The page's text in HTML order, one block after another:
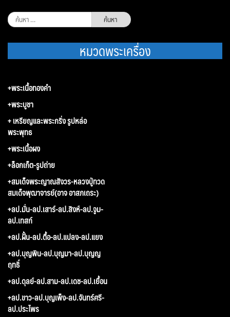
ค้นหา
สำหรับ:
หมวดพระเครื่อง
+พระเนื้อทองคำ
+พระบูชา
+ เหรียญและพระกริ่ง รูปหล่อ
พระพุทธ
+พระเนื้อผง
+ล็อกเก็ต-รูปถ่าย
+สมเด็จพระญาณสังวร-หลวงปู่ทวด
สมเด็จพุฒาจารย์(อาจ อาสภเถระ)
+ลป.มั่น-ลป.เสาร์-ลป.สิงห์-ลป.จูม-
ลป.เทสก์
+ลป.ฝั้น-ลป.ตื้อ-ลป.แปลง-ลป.แยง
+ลป.บุญพิน-ลป.บุญมา-ลป.บุญญ
ฤทธิ์
+ลป.ดุลย์-ลป.สาม-ลป.เดช-ลป.เยื้อน
+ลป.ขาว-ลป.บุญเพ็ง-ลป.จันทร์ศรี-
ลป.ประไพร